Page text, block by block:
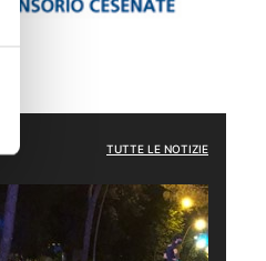
TUTTE LE NOTIZIE